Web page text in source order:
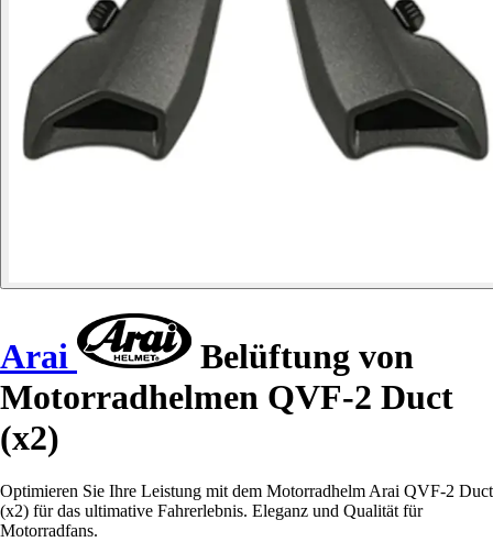
Arai
Belüftung von
Motorradhelmen QVF-2 Duct
(x2)
Optimieren Sie Ihre Leistung mit dem Motorradhelm Arai QVF-2 Duct
(x2) für das ultimative Fahrerlebnis. Eleganz und Qualität für
Motorradfans.